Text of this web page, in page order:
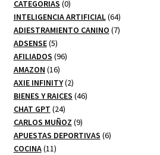
CATEGORIAS 00
productos
INTELIGENCIA ARTIFICIAL 6464
productos
ADIESTRAMIENTO CANINO 77
ADSENSE 55
productos
AFILIADOS 9696
AMAZON 1616
productos
AXIE INFINITY 22
productos
BIENES Y RAICES 4646
CHAT GPT 2424
productos
CARLOS MUÑOZ 99
productos
APUESTAS DEPORTIVAS 66
COCINA 1111